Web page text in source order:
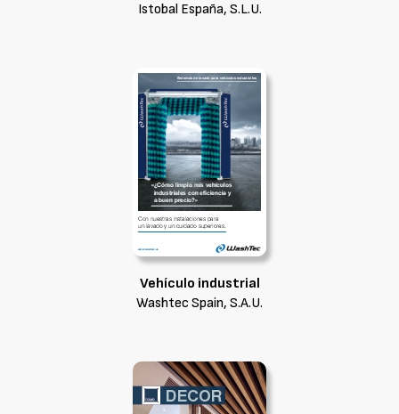
Istobal España, S.L.U.
Vehículo industrial
Washtec Spain, S.A.U.